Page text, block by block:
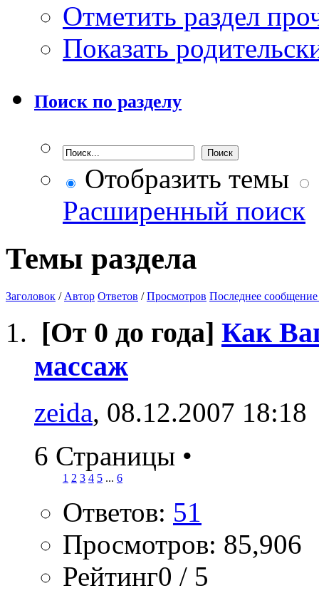
Отметить раздел
Показать
Поиск по разделу
Отобразить темы
Расширенный поиск
Темы раздела
Заголовок / Автор Ответов /Просмотров Последнее сообщение
[От 0 до года] Как
массаж
zeida, 08.12.2007 18:18
6 Страницы •
1 2 3 4 5 ... 6
Ответов: 51
Просмотров: 85,906
Рейтинг0 / 5